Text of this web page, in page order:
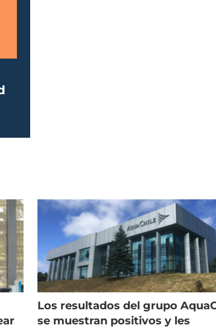
Los resultados del grupo
se muestran positivos y les